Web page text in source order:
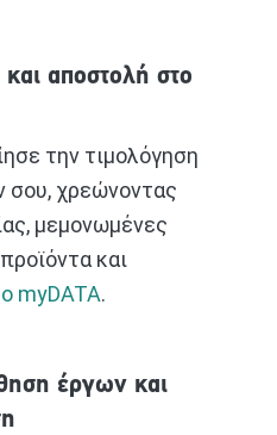
αποστολή στο
την τιμολόγηση
χρεώνοντας
μεμονωμένες
και
myDATA.
έργων και